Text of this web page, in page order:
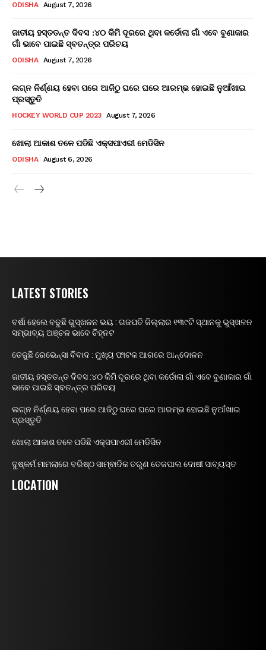
ODISHA August 7, 2026
ଜାତୀୟ ହସ୍ତତନ୍ତ ଦିବସ :୪୦ କିମି ଦୂରରେ ଥିବା କର୍ଡୋଲା ଗାଁ ଏବେ ବୁଣାକାର
ଗାଁ ଭାବେ ପାଇଛି ସ୍ବତନ୍ତ୍ର ପରିଚୟ
ODISHA August 7, 2026
ଲଗ୍ନ ନିର୍ଣ୍ଣୟ ହେବା ପରେ ଆଜିଠୁ ଘରେ ଘରେ ଆରମ୍ଭ ହୋଇଛି ନୁଆଁଖାଇ
ପ୍ରସ୍ତୁତି
HOCKEY WORLD CUP 2023 August 7, 2026
ଖୋଲା ଆକାଶ ତଳେ ପଡିଛି ଏକ୍ସପାଏରୀ ମେଡିସିନ
ODISHA August 6, 2026
LATEST STORIES
ବର୍ଷା ହେଲେ ବଢୁଛି ଭୁସ୍ଖଳନ ଭୟ : ଗଜପତି ଜିଲ୍ଲାର ୧୩୯ଟି ସ୍ଥାନକୁ ଭୁସ୍ଖଳନ
ସମ୍ଭାବ୍ୟ ଅଞ୍ଚଳ ଭାବେ ଚିହ୍ନଟ
ତେଜୁଛି ରେଭେନ୍ସା ବିବାଦ : ମୁଖ୍ୟ ଫାଟକ ଆଗରେ ଆନ୍ଦୋଳନ
ଜାତୀୟ ହସ୍ତତନ୍ତ ଦିବସ :୪୦ କିମି ଦୂରରେ ଥିବା କର୍ଡୋଲା ଗାଁ ଏବେ ବୁଣାକାର ଗାଁ
ଭାବେ ପାଇଛି ସ୍ବତନ୍ତ୍ର ପରିଚୟ
ଲଗ୍ନ ନିର୍ଣ୍ଣୟ ହେବା ପରେ ଆଜିଠୁ ଘରେ ଘରେ ଆରମ୍ଭ ହୋଇଛି ନୁଆଁଖାଇ
ପ୍ରସ୍ତୁତି
ଖୋଲା ଆକାଶ ତଳେ ପଡିଛି ଏକ୍ସପାଏରୀ ମେଡିସିନ
ଦୁଷ୍କର୍ମ ମାମଲାରେ ବରିଷ୍ଠ ସାମ୍ଵାଦିକ ତରୁଣ ତେଜପାଲ ଦୋଷୀ ସାବ୍ୟସ୍ତ
LOCATION